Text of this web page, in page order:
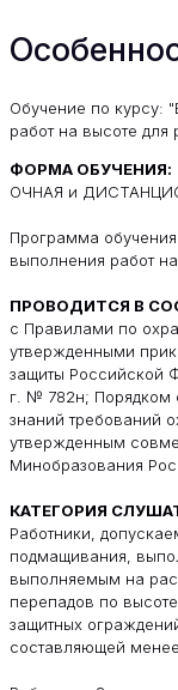
Обучение по курсу:
работ на высоте для
ФОРМА ОБУЧЕНИЯ:
ОЧНАЯ и
Программа
выполнения работ
ПРОВОДИТСЯ В
с Правилами по
утвержденными
защиты Российской
г. № 782н; Порядком
знаний требований
утвержденным
Минобразования
КАТЕГОРИЯ
Работники,
подмащивания,
выполняемым на
перепадов по
защитных
составляющей менее